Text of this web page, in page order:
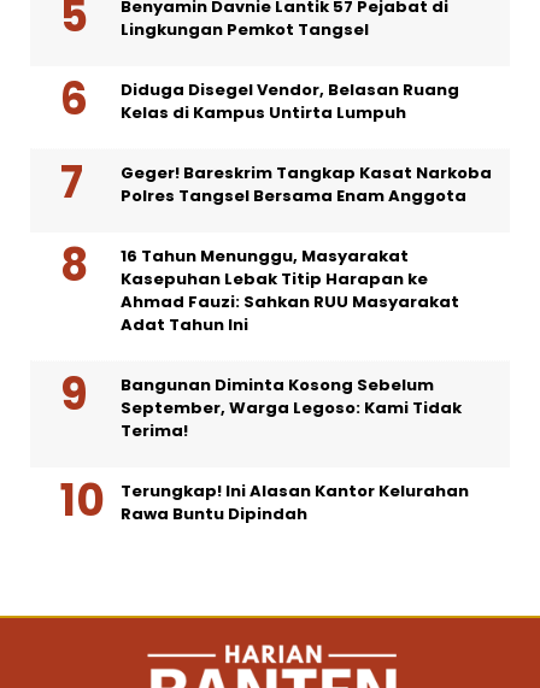
Benyamin Davnie Lantik 57 Pejabat di
Lingkungan Pemkot Tangsel
Diduga Disegel Vendor, Belasan Ruang
Kelas di Kampus Untirta Lumpuh
Geger! Bareskrim Tangkap Kasat Narkoba
Polres Tangsel Bersama Enam Anggota
16 Tahun Menunggu, Masyarakat
Kasepuhan Lebak Titip Harapan ke
Ahmad Fauzi: Sahkan RUU Masyarakat
Adat Tahun Ini
Bangunan Diminta Kosong Sebelum
September, Warga Legoso: Kami Tidak
Terima!
Terungkap! Ini Alasan Kantor Kelurahan
Rawa Buntu Dipindah